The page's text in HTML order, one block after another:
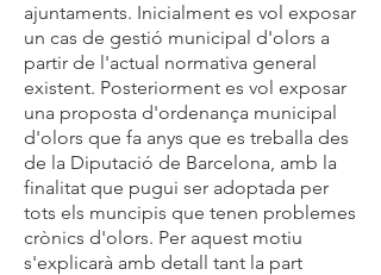
ajuntaments. Inicialment es vol exposar
un cas de gestió municipal d'olors a
partir de l'actual normativa general
existent. Posteriorment es vol exposar
una proposta d'ordenança municipal
d'olors que fa anys que es treballa des
de la Diputació de Barcelona, amb la
finalitat que pugui ser adoptada per
tots els muncipis que tenen problemes
crònics d'olors. Per aquest motiu
s'explicarà amb detall tant la part